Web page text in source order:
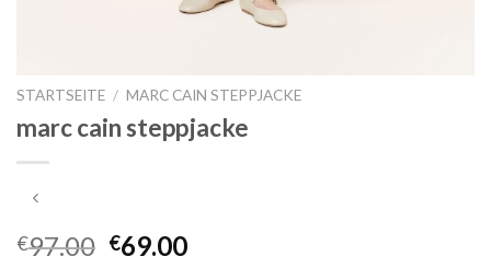
STARTSEITE / MARC CAIN STEPPJACKE
marc cain steppjacke
€97.00 €69.00